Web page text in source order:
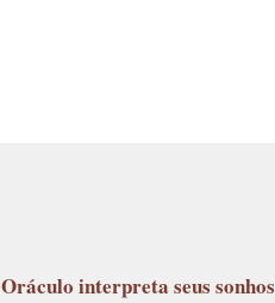
Oráculo interpreta seus sonhos